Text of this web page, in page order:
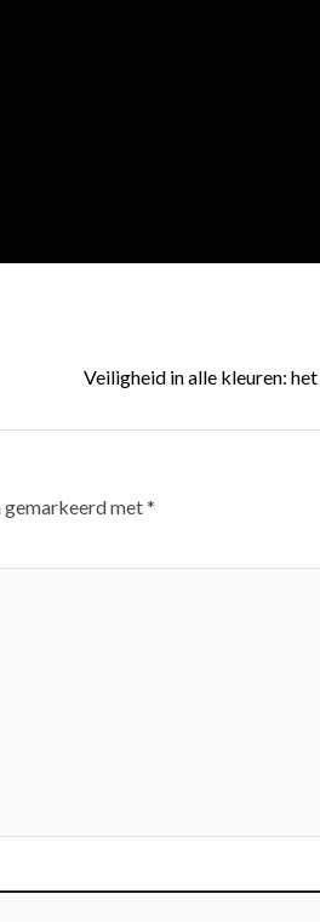
Veiligheid in alle kleuren:
gemarkeerd met*